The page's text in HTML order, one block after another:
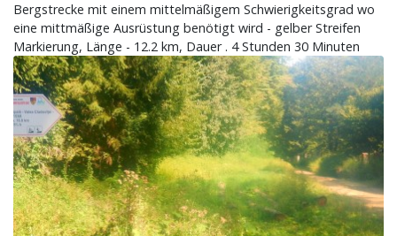
Bergstrecke mit einem mittelmäßigem Schwierigkeitsgrad wo
eine mittmäßige Ausrüstung benötigt wird - gelber Streifen
Markierung, Länge - 12.2 km, Dauer . 4 Stunden 30 Minuten